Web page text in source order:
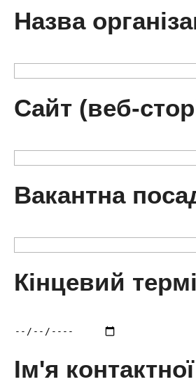
Назва
Сайт (веб-
Вакантна
Кінцевий
Ім'я